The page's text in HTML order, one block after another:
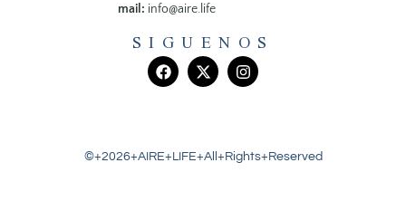
mail: info@aire.life
SIGUENOS
©+2026+AIRE+LIFE+All+Rights+Reserved